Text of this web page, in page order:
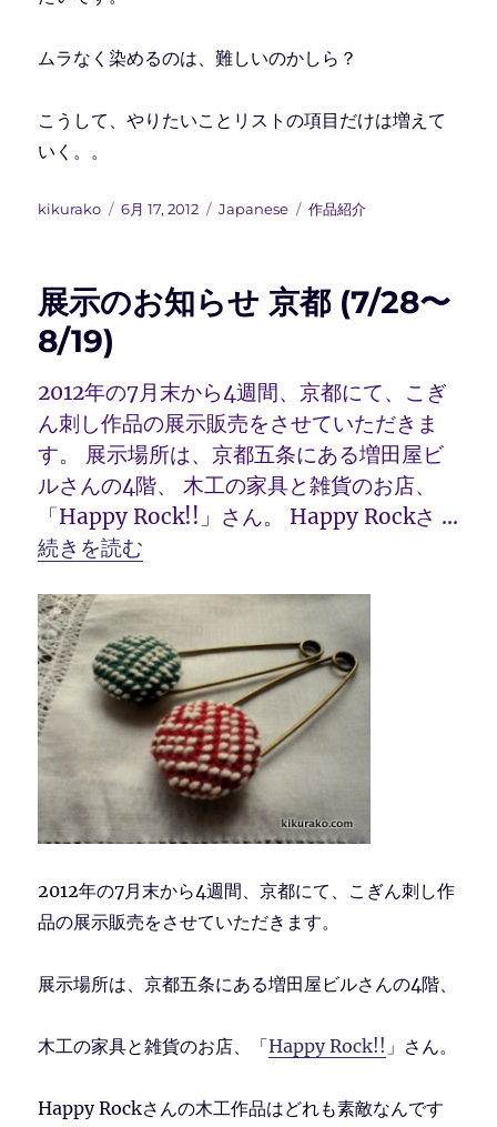
ムラなく染めるのは、難しいのかしら？
こうして、やりたいことリストの項目だけは増えて
いく。。
投
kikurako
投
6月 17, 2012
カ
ー
Japanese
タ
作品紹介
展示のお知らせ 京都 (7/28〜
8/19)
2012年の7月末から4週間、京都にて、こぎ
ん刺し作品の展示販売をさせていただきま
す。 展示場所は、京都五条にある増田屋ビ
ルさんの4階、 木工の家具と雑貨のお店、
「Happy Rock!!」さん。 Happy Rockさ …
“展示のお知らせ 京都 (7/28〜8/19)” の
続きを読む
2012年の7月末から4週間、京都にて、こぎん刺し作
品の展示販売をさせていただきます。
展示場所は、京都五条にある増田屋ビルさんの4階、
木工の家具と雑貨のお店、「Happy Rock!! 」さん。
Happy Rockさんの木工作品はどれも素敵なんです